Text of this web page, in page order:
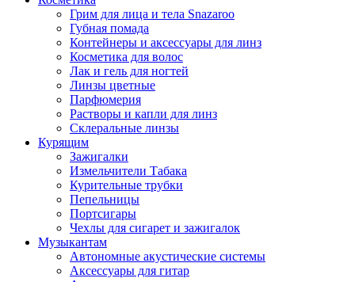
Грим для лица и тела Snazaroo
Губная помада
Контейнеры и аксессуары для линз
Косметика для волос
Лак и гель для ногтей
Линзы цветные
Парфюмерия
Растворы и капли для линз
Склеральные линзы
Курящим
Зажигалки
Измельчители Табака
Курительные трубки
Пепельницы
Портсигары
Чехлы для сигарет и зажигалок
Музыкантам
Автономные акустические системы
Аксессуары для гитар